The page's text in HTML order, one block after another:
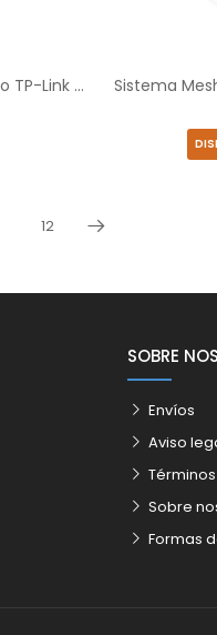
Punto de Acceso Inalámbrico TP-Link Omada EAP723/ WiFi 7/ 3600Mbps/ 2.4GHz 5GHz/ 4 Antenas/ WiFi 802.11 a/b/g/n/ac/ax/be
12
Siguiente
SOBRE
Envíos
Aviso
Sobre
Formas